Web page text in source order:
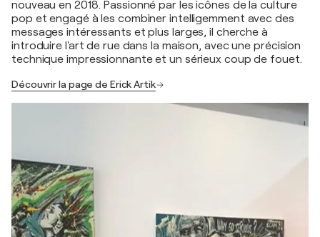
nouveau en 2018. Passionné par les icônes de la culture
pop et engagé à les combiner intelligemment avec des
messages intéressants et plus larges, il cherche à
introduire l'art de rue dans la maison, avec une précision
technique impressionnante et un sérieux coup de fouet.
Découvrir la page de Erick Artik